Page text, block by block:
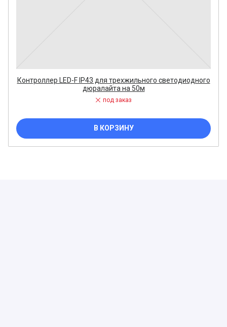
Контроллер LED-F IP43 для трехжильного светодиодного
дюралайта на 50м
под заказ
В КОРЗИНУ